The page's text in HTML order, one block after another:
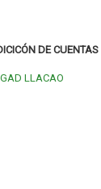
DE
GAD LLACAO